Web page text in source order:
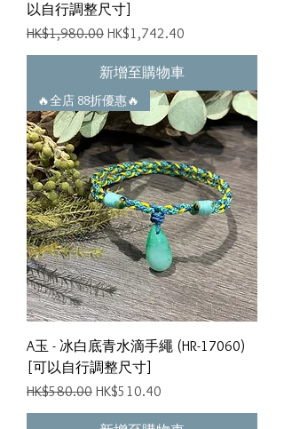
以自行調整尺寸]
一般價格
HK$1,980.00 促銷價格
HK$1,742.40
新增至購物車
🔥全店 88折優惠🔥
A玉 - 冰白底青水滴手繩 (HR-17060)
[可以自行調整尺寸]
一般價格
HK$580.00 促銷價格
HK$510.40